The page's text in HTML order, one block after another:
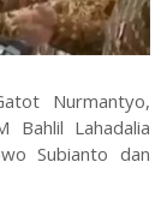
Nurmantyo,
Bahlil Lahadalia
Subianto dan